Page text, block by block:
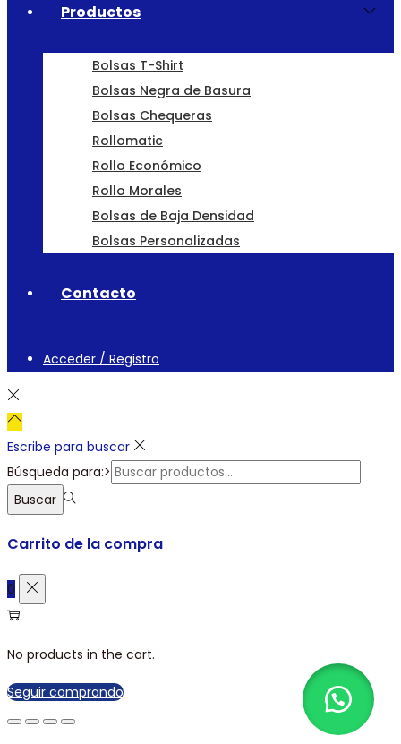
Productos
Bolsas T-Shirt
Bolsas Negra de Basura
Bolsas Chequeras
Rollomatic
Rollo Económico
Rollo Morales
Bolsas de Baja Densidad
Bolsas Personalizadas
Contacto
Acceder / Registro
Escribe para buscar
Búsqueda para:>
Buscar
Carrito de la compra
0
No products in the cart.
Seguir comprando